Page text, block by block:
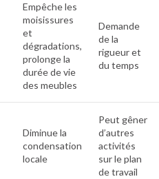
Empêche les
moisissures
et
dégradations,
prolonge la
durée de vie
des meubles
Demande
de la
rigueur et
du temps
Diminue la
condensation
locale
Peut gêner
d’autres
activités
sur le plan
de travail